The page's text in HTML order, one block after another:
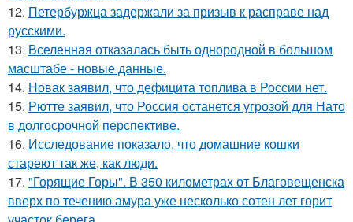
12. Петербуржца задержали за призыв к расправе над
русскими.
13. Вселенная отказалась быть однородной в большом
масштабе - новые данные.
14. Новак заявил, что дефицита топлива в России нет.
15. Рютте заявил, что Россия останется угрозой для Нато
в долгосрочной перспективе.
16. Исследование показало, что домашние кошки
стареют так же, как люди.
17. "Горящие Горы". В 350 километрах от Благовещенска
вверх по течению амура уже несколько сотен лет горит